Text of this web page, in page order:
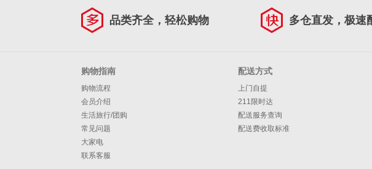
品类齐全，轻松购物 多仓直发，极速
购物指南
购物流程
会员介绍
生活旅行/团购
常见问题
大家电
联系客服
配送方式
上门自提
211限时达
配送服务查询
配送费收取标准